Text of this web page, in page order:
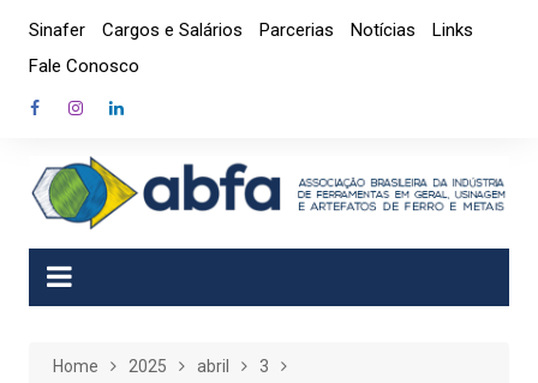
content
Sinafer Cargos e Salários Parcerias Notícias
Links
Fale Conosco
Home 2025 abril
3